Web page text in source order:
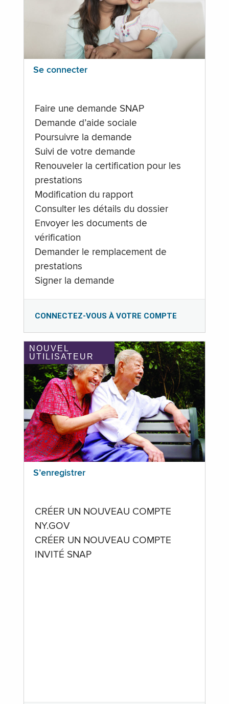
Se connecter
Faire une demande SNAP
Demande d’aide sociale
Poursuivre la demande
Suivi de votre demande
Renouveler la certification pour les
prestations
Modification du rapport
Consulter les détails du dossier
Envoyer les documents de
vérification
Demander le remplacement de
prestations
Signer la demande
CONNECTEZ-VOUS À VOTRE COMPTE
NOUVEL
UTILISATEUR
S’enregistrer
CRÉER UN NOUVEAU COMPTE
NY.GOV
CRÉER UN NOUVEAU COMPTE
INVITÉ SNAP